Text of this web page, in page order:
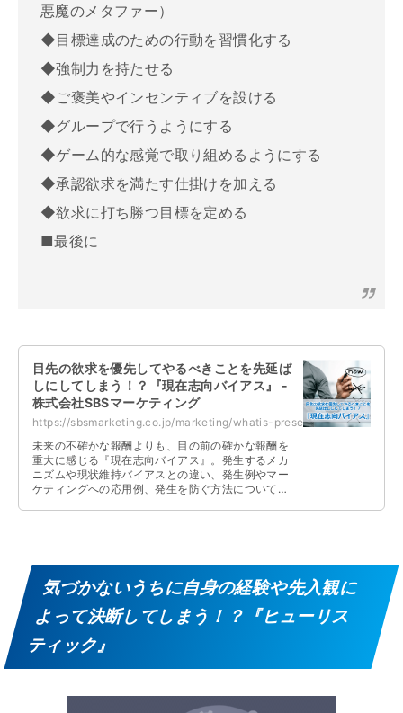
悪魔のメタファー）
◆目標達成のための行動を習慣化する
◆強制力を持たせる
◆ご褒美やインセンティブを設ける
◆グループで行うようにする
◆ゲーム的な感覚で取り組めるようにする
◆承認欲求を満たす仕掛けを加える
◆欲求に打ち勝つ目標を定める
■最後に
目先の欲求を優先してやるべきことを先延ば
しにしてしまう！？『現在志向バイアス』 -
株式会社SBSマーケティング
https://sbsmarketing.co.jp/marketing/whatis-present-bias-2023-07/
未来の不確かな報酬よりも、目の前の確かな報酬を
重大に感じる『現在志向バイアス』。発生するメカ
ニズムや現状維持バイアスとの違い、発生例やマー
ケティングへの応用例、発生を防ぐ方法について解
気づかないうちに自身の経験や先入観に
よって決断してしまう！？『ヒューリス
ティック』